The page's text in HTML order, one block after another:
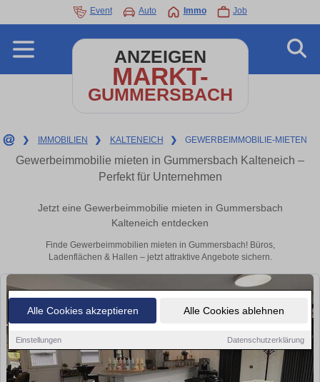
Alle Cookies akzeptieren Alle Cookies ablehnen
Einstellungen Datenschutzerklärung
Event Auto Immo Job
ANZEIGEN
MARKT-
GUMMERSBACH
❯ IMMOBILIEN ❯ KALTENEICH ❯ GEWERBEIMMOBILIE-MIETEN
Gewerbeimmobilie mieten in Gummersbach Kalteneich –
Perfekt für Unternehmen
Jetzt eine Gewerbeimmobilie mieten in Gummersbach
Kalteneich entdecken
Finde Gewerbeimmobilien mieten in Gummersbach! Büros,
Ladenflächen & Hallen – jetzt attraktive Angebote sichern.